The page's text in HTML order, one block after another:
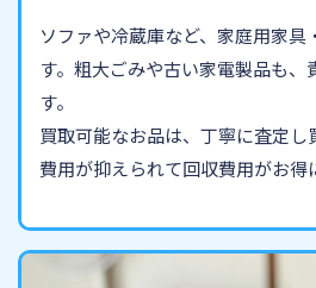
ソファや冷蔵庫など、家庭用家具
す。粗大ごみや古い家電製品も、
す。
買取可能なお品は、丁寧に査定
費用が抑えられて回収費用がお得